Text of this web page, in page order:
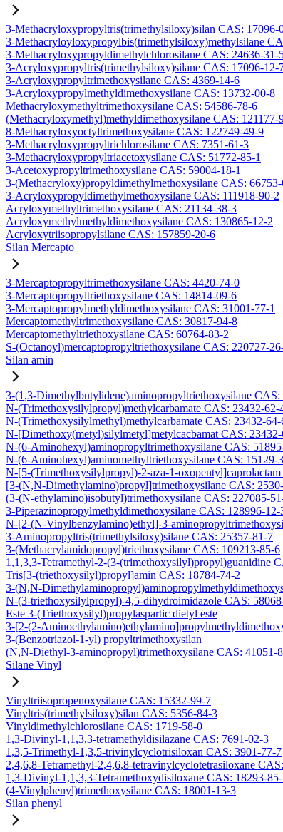
3-Methacryloxypropyltris(trimethylsiloxy)silan CAS: 17096-
3-Methacryloyloxypropylbis(trimethylsiloxy)methylsilane
3-Methacryloxypropyldimethylchlorosilane CAS: 24636-31-
3-Acryloxypropyltris(trimethylsiloxy)silane CAS: 17096-12-
3-Acryloxypropyltrimethoxysilane CAS: 4369-14-6
3-Acryloxypropylmethyldimethoxysilane CAS: 13732-00-8
Methacryloxymethyltrimethoxysilane CAS: 54586-78-6
(Methacryloxymethyl)methyldimethoxysilane CAS: 121177-
8-Methacryloxyoctyltrimethoxysilane CAS: 122749-49-9
3-Methacryloxypropyltrichlorosilane CAS: 7351-61-3
3-Methacryloxypropyltriacetoxysilane CAS: 51772-85-1
3-Acetoxypropyltrimethoxysilane CAS: 59004-18-1
3-(Methacryloxy)propyldimethylmethoxysilane CAS:
3-Acryloxypropyldimethylmethoxysilane CAS: 111918-90-2
Acryloxymethyltrimethoxysilane CAS: 21134-38-3
Acryloxymethylmethyldimethoxysilane CAS: 130865-12-2
Acryloxytriisopropylsilane CAS: 157859-20-6
Silan Mercapto
3-Mercaptopropyltrimethoxysilane CAS: 4420-74-0
3-Mercaptopropyltriethoxysilane CAS: 14814-09-6
3-Mercaptopropylmethyldimethoxysilane CAS: 31001-77-1
Mercaptomethyltrimethoxysilane CAS: 30817-94-8
Mercaptomethyltriethoxysilane CAS: 60764-83-2
S-(Octanoyl)mercaptopropyltriethoxysilane CAS: 220727-
Silan amin
3-(1,3-Dimethylbutylidene)aminopropyltriethoxysilane CAS:
N-(Trimethoxysilylpropyl)methylcarbamate CAS: 23432-62-
N-(Trimethoxysilylmethyl)methylcarbamate CAS: 23432-64-
N-[Dimethoxy(metyl)silylmetyl]metylcacbamat CAS:
N-(6-Aminohexyl)aminopropyltrimethoxysilane CAS:
N-(6-Aminohexyl)aminomethyltriethoxysilane CAS: 15129-
N-[5-(Trimethoxysilylpropyl)-2-aza-1-
[3-(N,N-Dimethylamino)propyl]trimethoxysilane CAS:
(3-(N-ethylamino)isobutyl)trimethoxysilane CAS: 227085-
3-Piperazinopropylmethyldimethoxysilane CAS: 128996-12-
N-[2-(N-Vinylbenzylamino)ethyl]-3-
3-Aminopropyltris(trimethylsiloxy)silane CAS: 25357-81-7
3-(Methacrylamidopropyl)triethoxysilane CAS: 109213-85-6
1,1,3,3-Tetramethyl-2-(3-(trimethoxysilyl)propyl)guanidine
Tris[3-(triethoxysilyl)propyl]amin CAS: 18784-74-2
3-(N,N-
N-(3-triethoxysilylpropyl)-4,5-dihydroimidazole CAS:
Este 3-(Triethoxysilyl)propylaspartic dietyl este
3-[2-(2-
3-(Benzotriazol-1-yl) propyltrimethoxysilan
(N,N-Diethyl-3-aminopropyl)trimethoxysilane CAS: 41051-
Silane Vinyl
Vinyltriisopropenoxysilane CAS: 15332-99-7
Vinyltris(trimethylsiloxy)silan CAS: 5356-84-3
Vinyldimethylchlorosilane CAS: 1719-58-0
1,3-Divinyl-1,1,3,3-tetramethyldisilazane CAS: 7691-02-3
1,3,5-Trimethyl-1,3,5-trivinylcyclotrisiloxan CAS: 3901-77-7
2,4,6,8-Tetramethyl-2,4,6,8-tetravinylcyclotetrasiloxane
1,3-Divinyl-1,1,3,3-Tetramethoxydisiloxane CAS: 18293-85-
(4-Vinylphenyl)trimethoxysilane CAS: 18001-13-3
Silan phenyl